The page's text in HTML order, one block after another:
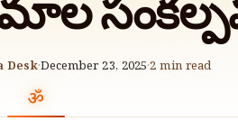
Desk·December 23, 2025·2 min read